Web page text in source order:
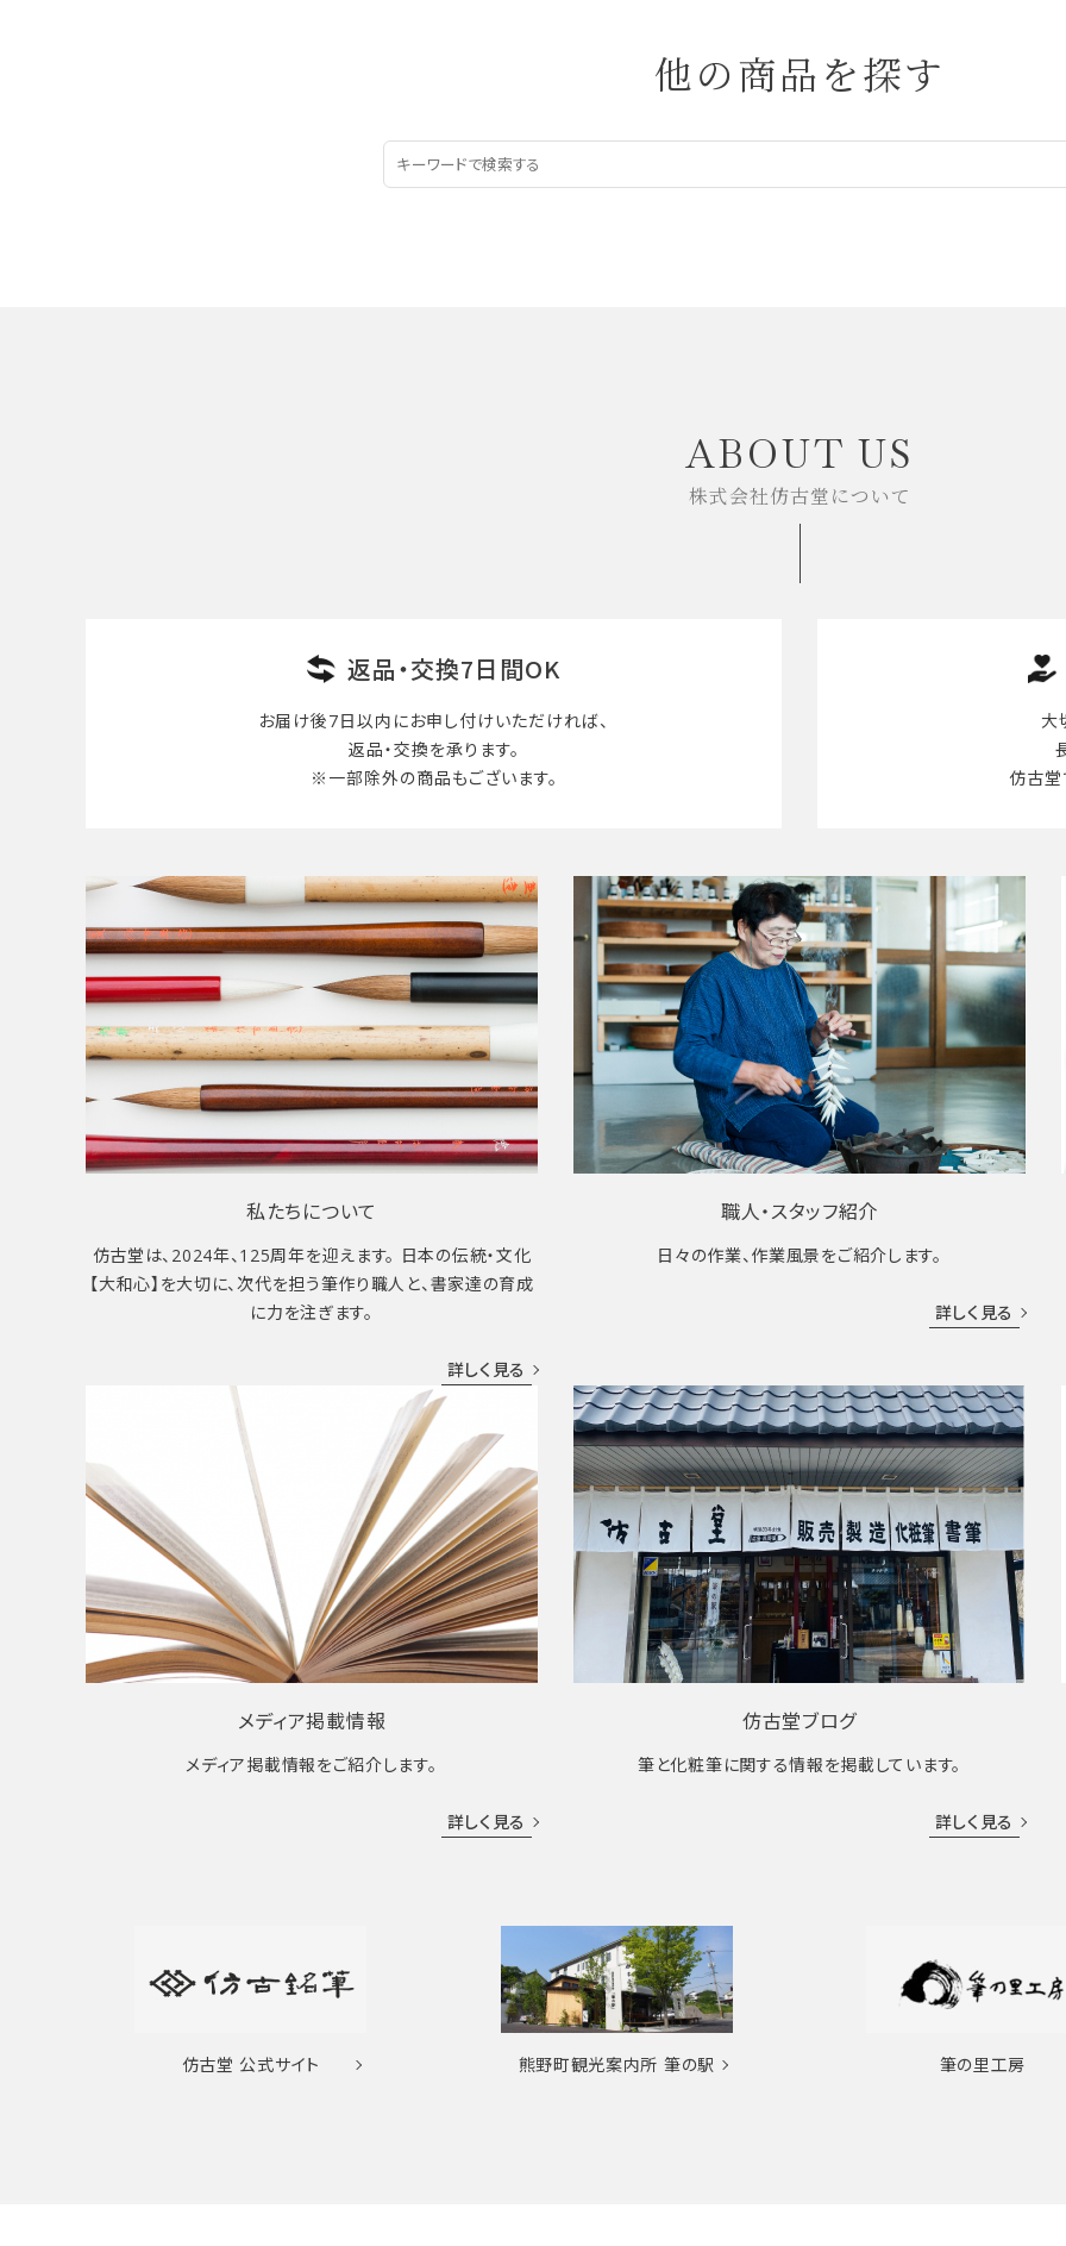
他の商品を探す
ABOUT US
株式会社仿古堂について
返品・交換7日間OK
お届け後7日以内にお申し付けいただければ、
返品・交換を承ります。
※一部除外の商品もございます。
大
仿古堂
私たちについて
仿古堂は、2024年、125周年を迎えます。 日本の伝統・文化
【大和心】を大切に、次代を担う筆作り職人と、書家達の育成
に力を注ぎます。
詳しく見る
職人・スタッフ紹介
日々の作業、作業風景をご紹介します。
詳しく見る
メディア掲載情報
メディア掲載情報をご紹介します。
詳しく見る
仿古堂ブログ
筆と化粧筆に関する情報を掲載しています。
詳しく見る
仿古堂 公式サイト 熊野町観光案内所 筆の駅 筆の里工房